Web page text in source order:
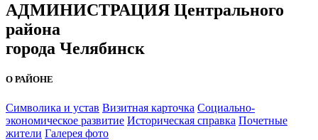
АДМИНИСТРАЦИЯ Центрального
района
города Челябинск
О РАЙОНЕ
Символика и устав Визитная карточка Социально-
экономическое развитие Историческая справка Почетные
жители Галерея фото